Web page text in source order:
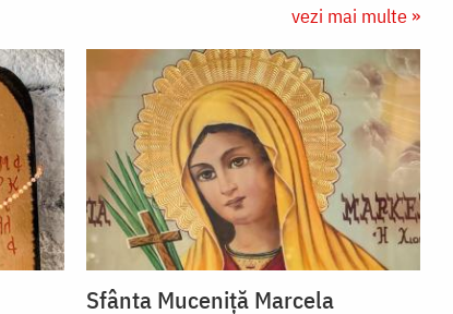
vezi mai multe »
Sfânta Muceniță Marcela